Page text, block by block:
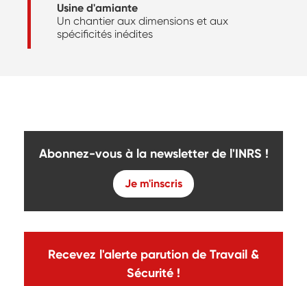
Usine d'amiante
Un chantier aux dimensions et aux
spécificités inédites
Abonnez-vous à la newsletter de l'INRS !
Je m'inscris
Recevez l'alerte parution de Travail &
Sécurité !